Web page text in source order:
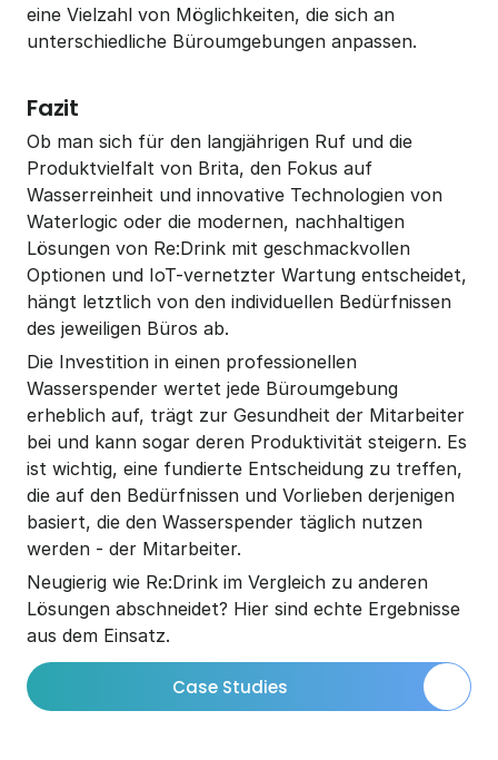
eine Vielzahl von Möglichkeiten, die sich an
unterschiedliche Büroumgebungen anpassen.
Fazit
Ob man sich für den langjährigen Ruf und die
Produktvielfalt von Brita, den Fokus auf
Wasserreinheit und innovative Technologien von
Waterlogic oder die modernen, nachhaltigen
Lösungen von Re:Drink mit geschmackvollen
Optionen und IoT-vernetzter Wartung entscheidet,
hängt letztlich von den individuellen Bedürfnissen
des jeweiligen Büros ab.
Die Investition in einen professionellen
Wasserspender wertet jede Büroumgebung
erheblich auf, trägt zur Gesundheit der Mitarbeiter
bei und kann sogar deren Produktivität steigern. Es
ist wichtig, eine fundierte Entscheidung zu treffen,
die auf den Bedürfnissen und Vorlieben derjenigen
basiert, die den Wasserspender täglich nutzen
werden - der Mitarbeiter.
Neugierig wie Re:Drink im Vergleich zu anderen
Lösungen abschneidet? Hier sind echte Ergebnisse
aus dem Einsatz.
Case Studies